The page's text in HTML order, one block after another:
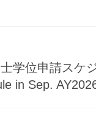
学位申請スケ
in Sep.